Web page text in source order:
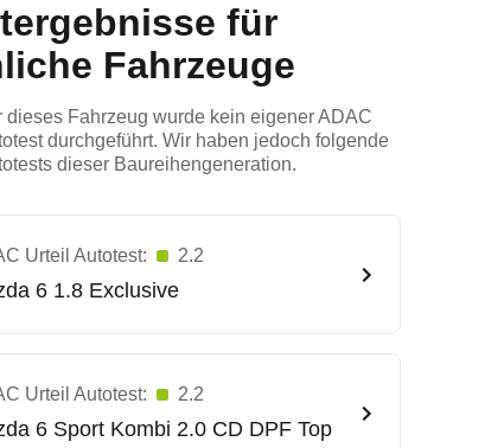
für
Fahrzeuge
dieses Fahrzeug wurde kein eigener ADAC
durchgeführt. Wir haben jedoch folgende
dieser Baureihengeneration.
Urteil Autotest: 2.2
6 1.8 Exclusive
Urteil Autotest: 2.2
6 Sport Kombi 2.0 CD DPF Top